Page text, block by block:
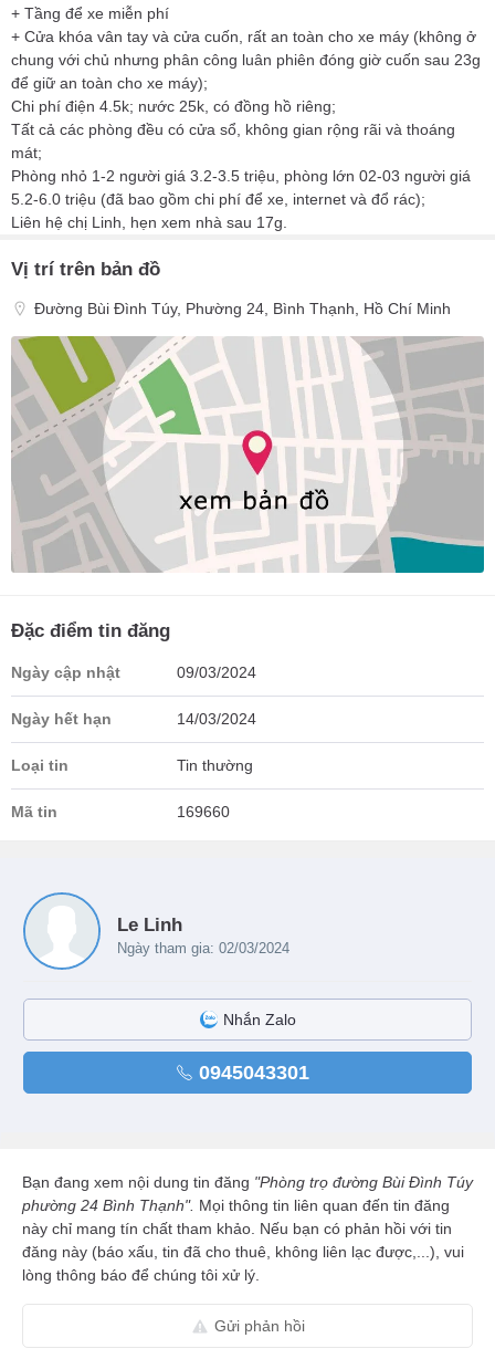
+ Tầng để xe miễn phí
+ Cửa khóa vân tay và cửa cuốn, rất an toàn cho xe máy (không ở
chung với chủ nhưng phân công luân phiên đóng giờ cuốn sau 23g
để giữ an toàn cho xe máy);
Chi phí điện 4.5k; nước 25k, có đồng hồ riêng;
Tất cả các phòng đều có cửa sổ, không gian rộng rãi và thoáng
mát;
Phòng nhỏ 1-2 người giá 3.2-3.5 triệu, phòng lớn 02-03 người giá
5.2-6.0 triệu (đã bao gồm chi phí để xe, internet và đổ rác);
Liên hệ chị Linh, hẹn xem nhà sau 17g.
Vị trí trên bản đồ
Đường Bùi Đình Túy, Phường 24, Bình Thạnh, Hồ Chí Minh
Đặc điểm tin đăng
Ngày cập nhật 09/03/2024
Ngày hết hạn 14/03/2024
Loại tin Tin thường
Mã tin 169660
Le Linh
Ngày tham gia: 02/03/2024
Nhắn Zalo
0945043301
Bạn đang xem nội dung tin đăng "Phòng trọ đường Bùi Đình Túy
phường 24 Bình Thạnh". Mọi thông tin liên quan đến tin đăng
này chỉ mang tín chất tham khảo. Nếu bạn có phản hồi với tin
đăng này (báo xấu, tin đã cho thuê, không liên lạc được,...), vui
lòng thông báo để chúng tôi xử lý.
Gửi phản hồi